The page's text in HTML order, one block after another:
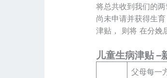
将总共收到我们的
尚未申请并获得生育
津贴， 则将 在分娩
儿童生病津贴 –
父母每一